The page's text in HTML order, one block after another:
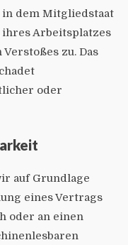
in dem Mitgliedstaat
Arbeitsplatzes
zu. Das
oder
auf Grundlage
eines Vertrags
oder an einen